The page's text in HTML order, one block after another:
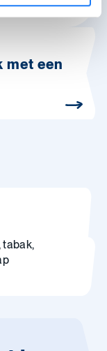
met een
tabak,